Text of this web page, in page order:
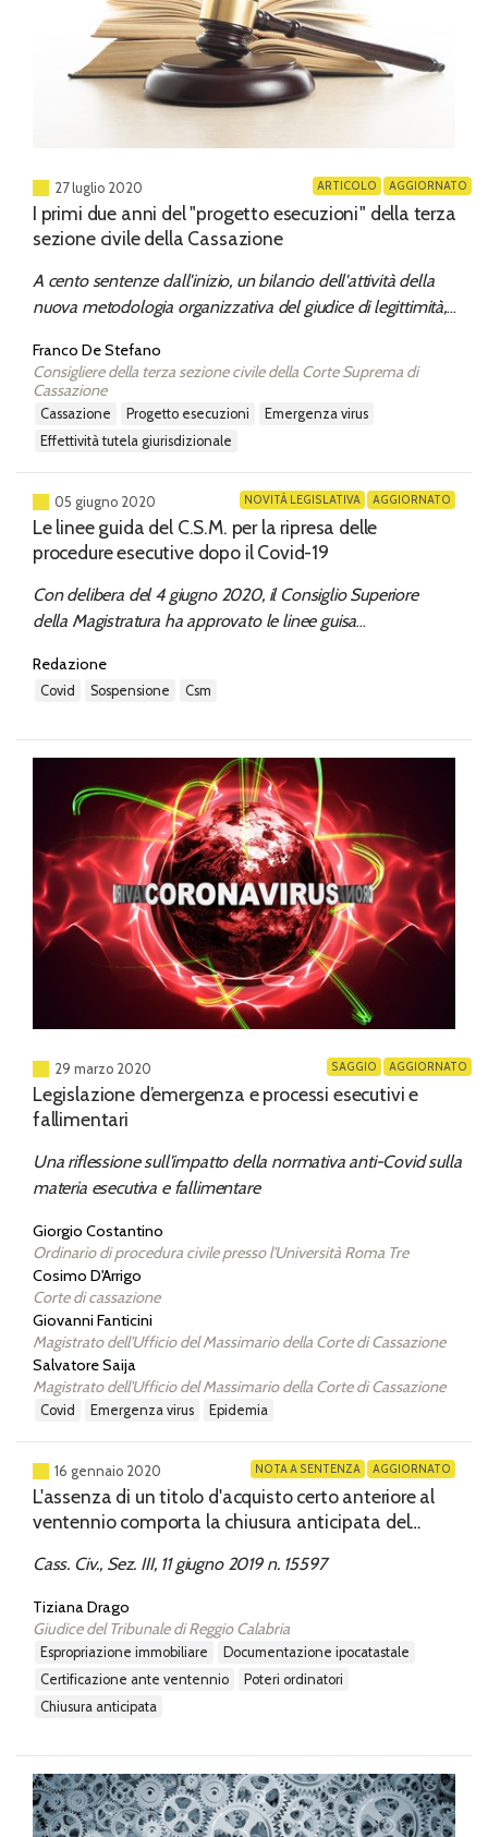
27 luglio 2020 AGGIORNATO
ARTICOLO
I primi due anni del "progetto esecuzioni" della terza
sezione civile della Cassazione
A cento sentenze dall'inizio, un bilancio dell'attività della
nuova metodologia organizzativa del giudice di legittimità,
Franco De Stefano
Consigliere della terza sezione civile della Corte Suprema di
Cassazione
cassazione progetto esecuzioni
emergenza virus
effettività tutela giurisdizionale
05 giugno 2020 AGGIORNATO
NOVITÀ LEGISLATIVA
Le linee guida del C.S.M. per la ripresa delle
procedure esecutive dopo il Covid-19
Con delibera del 4 giugno 2020, il Consiglio Superiore
della Magistratura ha approvato le linee guisa
concorsuali nella “fase 2” dell’emergenza COVID-19.
L’intervento, che si colloca nell’ambito delle “buone prassi”
Redazione
covid sospensione csm
29 marzo 2020 AGGIORNATO
SAGGIO
Legislazione d’emergenza e processi esecutivi e
fallimentari
Una riflessione sull'impatto della normativa anti-Covid sulla
materia esecutiva e fallimentare
Giorgio Costantino
Ordinario di procedura civile presso l'Università Roma Tre
Cosimo D'Arrigo
Corte di cassazione
Giovanni Fanticini
Magistrato dell'Ufficio del Massimario della Corte di Cassazione
Salvatore Saija
Magistrato dell'Ufficio del Massimario della Corte di Cassazione
covid emergenza virus epidemia
16 gennaio 2020 AGGIORNATO
NOTA A SENTENZA
L'assenza di un titolo d'acquisto certo anteriore al
ventennio comporta la chiusura anticipata del
Cass. Civ., Sez. III, 11 giugno 2019 n. 15597
Tiziana Drago
Giudice del Tribunale di Reggio Calabria
espropriazione immobiliare
documentazione ipocatastale
certificazione ante ventennio
poteri ordinatori
chiusura anticipata